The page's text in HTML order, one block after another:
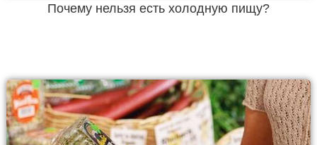
Почему нельзя есть холодную пищу?